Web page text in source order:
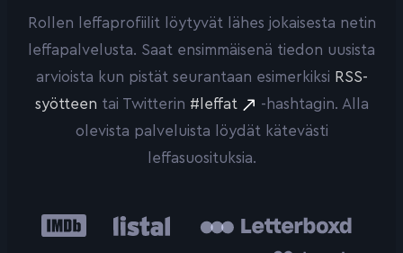
Rollen leffaprofiilit löytyvät lähes jokaisesta netin
leffapalvelusta. Saat ensimmäisenä tiedon uusista
arvioista kun pistät seurantaan esimerkiksi RSS-
syötteen tai Twitterin #leffat
-hashtagin. Alla
olevista palveluista löydät kätevästi
leffasuosituksia.
IMDb Listal